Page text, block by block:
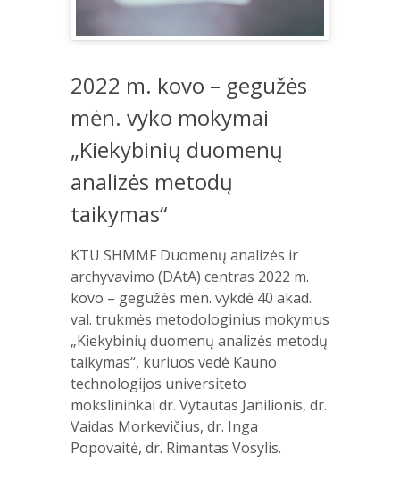
2022 m. kovo – gegužės
mėn. vyko mokymai
„Kiekybinių duomenų
analizės metodų
taikymas“
KTU SHMMF Duomenų analizės ir
archyvavimo (DAtA) centras 2022 m.
kovo – gegužės mėn. vykdė 40 akad.
val. trukmės metodologinius mokymus
„Kiekybinių duomenų analizės metodų
taikymas“, kuriuos vedė Kauno
technologijos universiteto
mokslininkai dr. Vytautas Janilionis, dr.
Vaidas Morkevičius, dr. Inga
Popovaitė, dr. Rimantas Vosylis.